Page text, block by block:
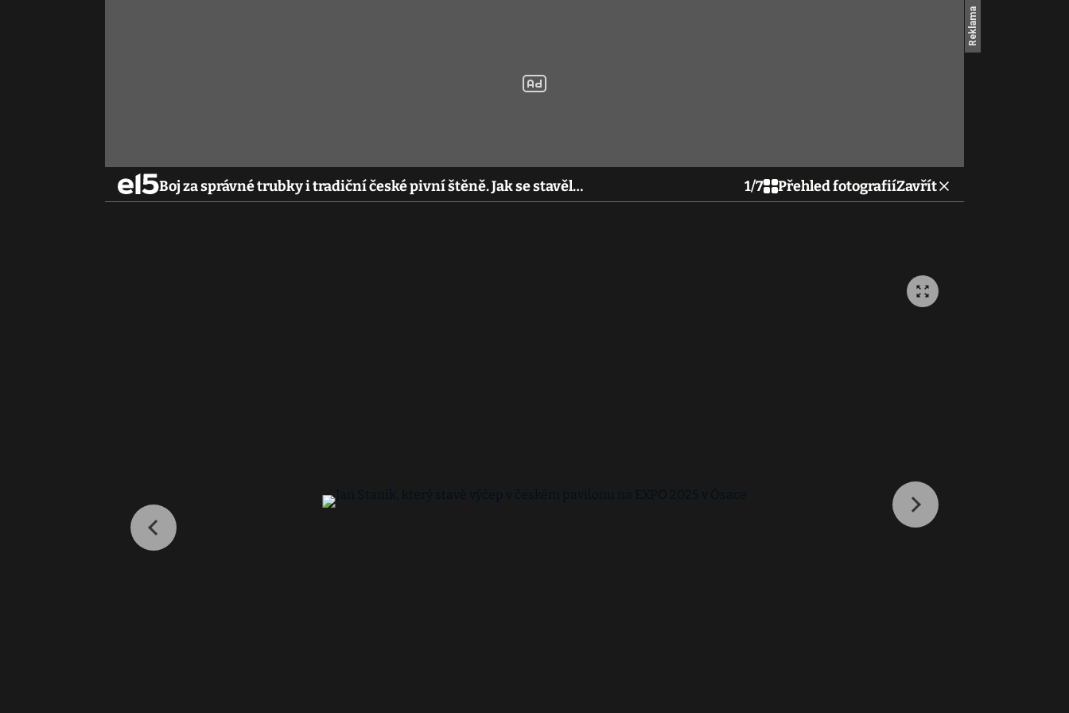
Boj za správné trubky i tradiční české pivní štěně. Jak se stavěl… 1/7 Přehled fotografiíZavřít